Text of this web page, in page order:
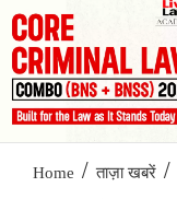
Home / ताज़ा खबरें /